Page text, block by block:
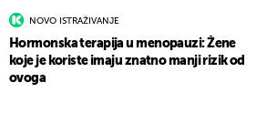
NOVO ISTRAŽIVANJE
Hormonska terapija u menopauzi: Žene
koje je koriste imaju znatno manji rizik od
ovoga